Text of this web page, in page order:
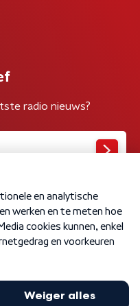
radio nieuws?